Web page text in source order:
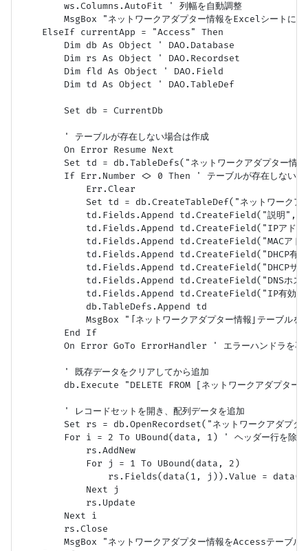
        ws.Columns.AutoFit ' 列幅を自動調整
MsgBox "ネットワークアダプター情報をExcelシートに
    ElseIf currentApp = "Access" Then
        Dim db As Object ' DAO.Database
        Dim rs As Object ' DAO.Recordset
        Dim fld As Object ' DAO.Field
        Dim td As Object ' DAO.TableDef
        Set db = CurrentDb
        ' テーブルが存在しない場合は作成
        On Error Resume Next
Set td = db.TableDefs("ネットワークアダプター情
        If Err.Number <> 0 Then ' テーブルが存在しない
            Err.Clear
Set td = db.CreateTableDef("ネットワークア
td.Fields.Append td.CreateField("説明",
td.Fields.Append td.CreateField("IPアド
td.Fields.Append td.CreateField("MACアド
td.Fields.Append td.CreateField("DHCP有
td.Fields.Append td.CreateField("DHCPサ
td.Fields.Append td.CreateField("DNSホス
td.Fields.Append td.CreateField("IP有効
            db.TableDefs.Append td
MsgBox "「ネットワークアダプター情報」テーブル
        End If
On Error GoTo ErrorHandler ' エラーハンドラを再
        ' 既存データをクリアしてから追加
db.Execute "DELETE FROM [ネットワークアダプター
        ' レコードセットを開き、配列データを追加
Set rs = db.OpenRecordset("ネットワークアダプタ
For i = 2 To UBound(data, 1) ' ヘッダー行を除い
            rs.AddNew
            For j = 1 To UBound(data, 2)
rs.Fields(data(1, j)).Value = data(i,
            Next j
            rs.Update
        Next i
        rs.Close
MsgBox "ネットワークアダプター情報をAccessテーブ